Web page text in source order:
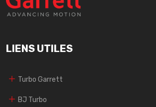
LIENS UTILES
Turbo Garrett
BJ Turbo